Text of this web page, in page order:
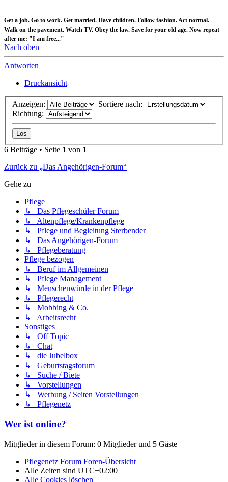
Get a job. Go to work. Get married. Have children. Follow fashion. Act normal.
Walk on the pavement. Watch TV. Obey the law. Save for your old age. Now repeat
after me: "I am free..."
Nach oben
Antworten
Druckansicht
Anzeigen:
Sortiere nach:
Richtung:
6 Beiträge • Seite 1 von 1
Zurück zu „Das Angehörigen-Forum“
Gehe zu
Pflege
↳ Das Pflegeschüler Forum
↳ Altenpflege/Krankenpflege
↳ Pflege und Begleitung Sterbender
↳ Das Angehörigen-Forum
↳ Pflegeberatung
Pflege bezogen
↳ Beruf im Allgemeinen
↳ Pflege Management
↳ Menschenwürde in der Pflege
↳ Pflegerecht
↳ Mobbing & Co.
↳ Arbeitsrecht
Sonstiges
↳ Off Topic
↳ Chat
↳ die Jubelbox
↳ Geburtstagsforum
↳ Suche / Biete
↳ Vorstellungen
↳ Werbung / Seiten Vorstellungen
↳ Pflegenetz
Wer ist online?
Mitglieder in diesem Forum: 0 Mitglieder und 5 Gäste
Pflegenetz Forum Foren-Übersicht
Alle Zeiten sind UTC+02:00
Alle Cookies löschen